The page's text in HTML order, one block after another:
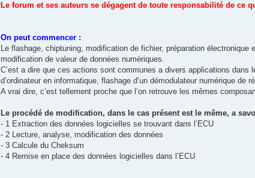
Le forum et ses auteurs se dégagent de toute responsabilité de ce
On peut commencer :
Le flashage, chiptuning, modification de fichier, préparation électronique
modification de valeur de données numériques.
C’est a dire que ces actions sont communes a divers applications
d’ordinateur en informatique, flashage d’un démodulateur numérique
A vrai dire, c’est tellement proche que l’on retrouve les mêmes
Le procédé de modification, dans le cas présent est le même, a
- 1 Extraction des données logicielles se trouvant dans l’ECU
- 2 Lecture, analyse, modification des données
- 3 Calcule du Cheksum
- 4 Remise en place des données logicielles dans l’ECU